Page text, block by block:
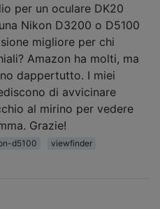
per un oculare DK20
Nikon D3200 o D5100
migliore per chi
Amazon ha molti, ma
dappertutto. I miei
di avvicinare
al mirino per vedere
Grazie!
d5100
viewfinder